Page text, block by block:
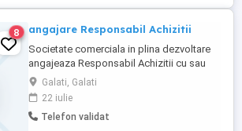
8 angajare Responsabil Achizitii
Societate comerciala in plina dezvoltare
angajeaza Responsabil Achizitii cu sau
fara experienta Cerințe generale: Studii
medii sau superioare. Cunoștințe de
operare PC, Microsoft Office (Word, Excel,
Outlook). Abilități bune de comunicare și
Galati, Galati
22 iulie
Telefon validat